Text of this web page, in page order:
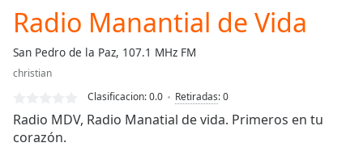
Current
Time0:00
Loaded:
Stream
TypeLIVE
Radio Manantial de Vida
San Pedro de la Paz, 107.1 MHz FM
christian
Clasificacion:0.0 Retiradas:0
Radio MDV, Radio Manatial de vida. Primeros en tu
corazón.